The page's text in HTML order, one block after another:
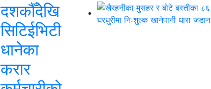
दशकौँदेखि
सिटिईभिटी
धानेका
करार